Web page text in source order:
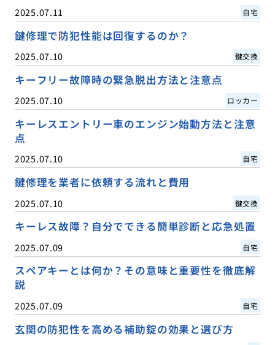
2025.07.11 自宅
鍵修理で防犯性能は回復するのか？
2025.07.10 鍵交換
キーフリー故障時の緊急脱出方法と注意点
2025.07.10 ロッカー
キーレスエントリー車のエンジン始動方法と注意
点
2025.07.10 自宅
鍵修理を業者に依頼する流れと費用
2025.07.10 鍵交換
キーレス故障？自分でできる簡単診断と応急処置
2025.07.09 自宅
スペアキーとは何か？その意味と重要性を徹底解
説
2025.07.09 自宅
玄関の防犯性を高める補助錠の効果と選び方